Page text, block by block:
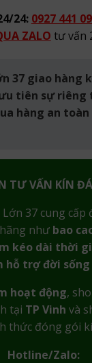
24: 0927 441
ZALO tư vấn
37 giao hàng
tiên sự riêng
hàng an toàn
TƯ VẤN KÍN
37 cung cấp
như bao
kéo dài thời
hỗ trợ đời
hoạt động,
tại TP Vinh và
thức đóng gói
Hotline/Zalo: